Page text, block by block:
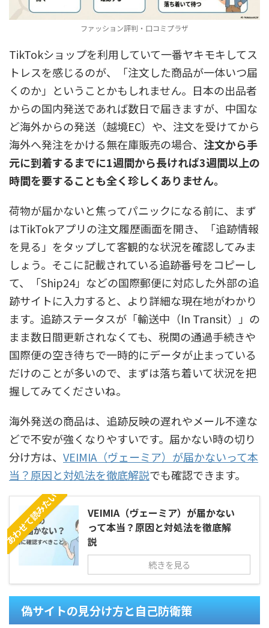
ファッション評判・口コミプラザ
TikTokショップを利用していて一番ヤキモキしてス
トレスを感じるのが、「注文した商品が一体いつ届
くのか」ということかもしれません。日本の出品者
からの国内発送であれば数日で届きますが、中国な
ど海外からの発送（越境EC）や、注文を受けてから
海外へ発注をかける無在庫販売の場合、 注文から手
元に到着するまでに1週間から長ければ3週間以上の
時間を要することも全く珍しくありません。
荷物が届かないと焦ってパニックになる前に、まず
はTikTokアプリの注文履歴画面を開き、「追跡情報
を見る」をタップして客観的な状況を確認してみま
しょう。そこに記載されている追跡番号をコピーし
て、「Ship24」などの国際郵便に対応した外部の追
跡サイトに入力すると、より詳細な現在地がわかり
ます。 追跡ステータスが「輸送中（In Transit）」の
まま数日間更新されなくても、税関の通過手続きや
国際便の空き待ちで一時的にデータが止まっている
だけのことが多いので、まずは落ち着いて状況を把
握してみてくださいね。
海外発送の商品は、追跡反映の遅れやメール不達な
どで不安が強くなりやすいです。届かない時の切り
分け方は、 VEIMIA（ヴェーミア）が届かないって本
当？原因と対処法を徹底解説でも確認できます。
あわせて読みたい
VEIMIA（ヴェーミア）が届かない
って本当？原因と対処法を徹底解
説
続きを見る
偽サイトの見分け方と自己防衛策